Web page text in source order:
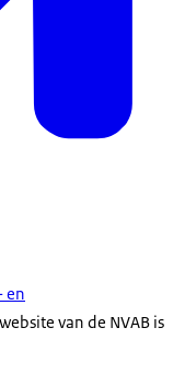
en
van de NVAB is